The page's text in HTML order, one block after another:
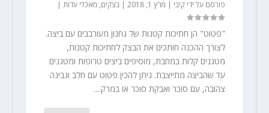
פורסם על ידי קיבי | מרץ 1, 2018 | בצקים, מאכלי עדות|
"פטוט" הן חתיכות קטנות של גחנון מעורבבים עם ביצה.
לצורך ההכנה חותכים את הבצק לחתיכות קטנות,
מטגנים קלות במחבת, מוסיפים ביצים טרופות ומטגנים
עד שהביצה מתייצבת. ניתן להכין פטוט עם חלב וגבינה
צהובה, עם סוכר ואבקת סוכר או במרק....